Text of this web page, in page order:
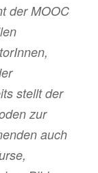
der MOOC
stellt der
zur
auch